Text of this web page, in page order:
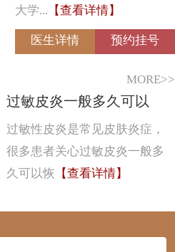
大学... 【查看详情】
医生详情 预约挂号
MORE>>
过敏皮炎一般多久可以
过敏性皮炎是常见皮肤炎症，
很多患者关心过敏皮炎一般多
久可以恢 【查看详情】
3456